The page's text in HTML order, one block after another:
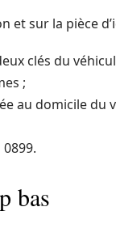
et sur la pièce
clés du
;
au domicile du
bas